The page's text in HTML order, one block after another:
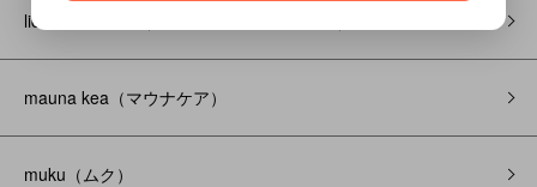
licht bestreben（リヒトべシュトレーベン）
mauna kea（マウナケア）
muku（ムク）